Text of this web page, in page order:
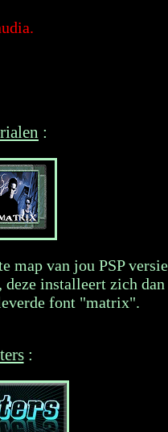
:
map van jou PSP
installeert zich
font "matrix".
: